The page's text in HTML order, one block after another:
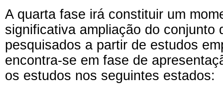
A quarta fase irá constituir um
significativa ampliação do conjunto
pesquisados a partir de estudos
encontra-se em fase de
os estudos nos seguintes estados: